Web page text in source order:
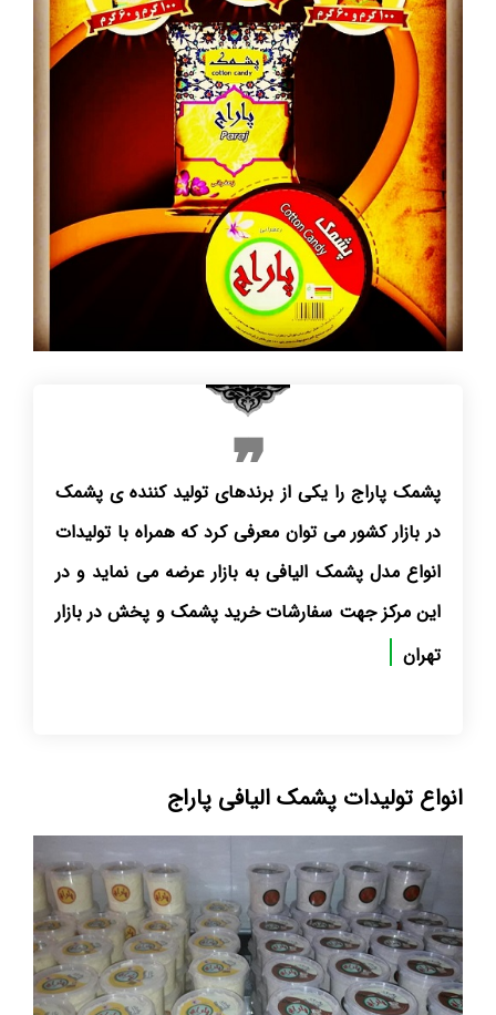
پشمک پاراج را یکی از برندهای تولید کننده ی پشمک
در بازار کشور می توان معرفی کرد که همراه با تولیدات
انواع مدل پشمک الیافی به بازار عرضه می نماید و در
این مرکز جهت سفارشات خرید پشمک و پخش در بازار
تهران و سایر نقاط کش
انواع تولیدات پشمک الیافی پاراج